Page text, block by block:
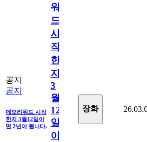
공지
공지
메모리워드 시작
한지 3월12일이
면 2년이 됩니다.
워
드
시
작
한
지
3
월
12
일
이
장화